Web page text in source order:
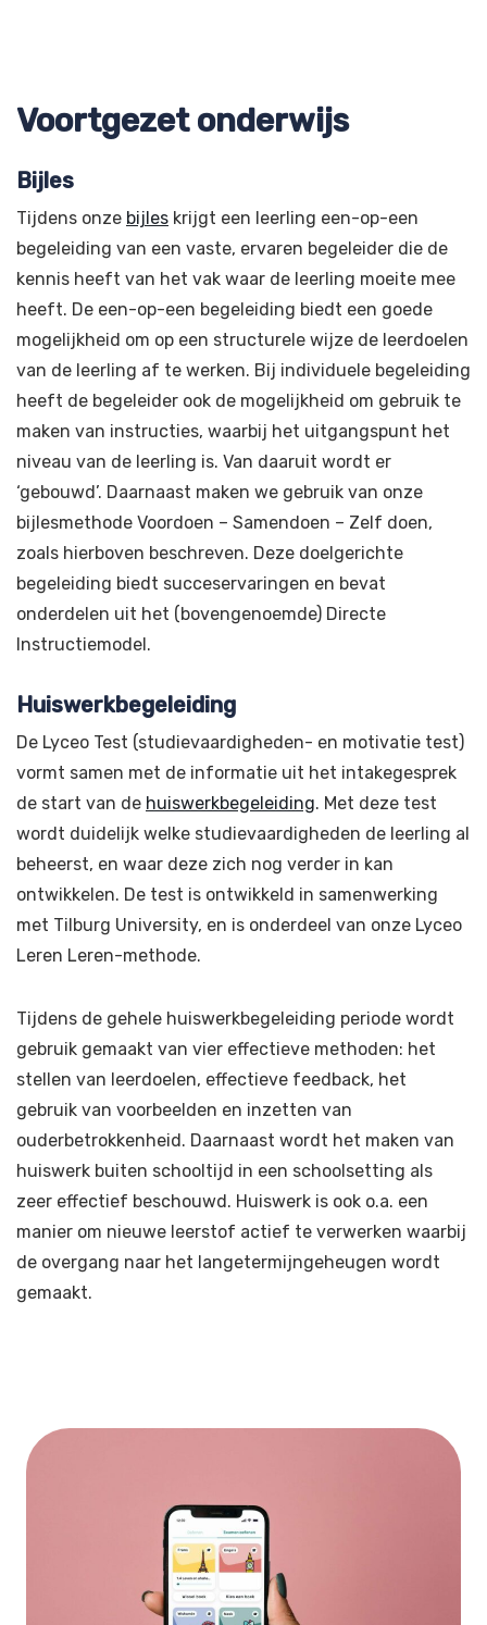
Voortgezet onderwijs
Bijles
Tijdens onze bijles krijgt een leerling een-op-een
begeleiding van een vaste, ervaren begeleider die de
kennis heeft van het vak waar de leerling moeite mee
heeft. De een-op-een begeleiding biedt een goede
mogelijkheid om op een structurele wijze de leerdoelen
van de leerling af te werken. Bij individuele begeleiding
heeft de begeleider ook de mogelijkheid om gebruik te
maken van instructies, waarbij het uitgangspunt het
niveau van de leerling is. Van daaruit wordt er
‘gebouwd’. Daarnaast maken we gebruik van onze
bijlesmethode Voordoen – Samendoen – Zelf doen,
zoals hierboven beschreven. Deze doelgerichte
begeleiding biedt succeservaringen en bevat
onderdelen uit het (bovengenoemde) Directe
Instructiemodel.
Huiswerkbegeleiding
De Lyceo Test (studievaardigheden- en motivatie test)
vormt samen met de informatie uit het intakegesprek
de start van de huiswerkbegeleiding. Met deze test
wordt duidelijk welke studievaardigheden de leerling al
beheerst, en waar deze zich nog verder in kan
ontwikkelen. De test is ontwikkeld in samenwerking
met Tilburg University, en is onderdeel van onze Lyceo
Leren Leren-methode.
Tijdens de gehele huiswerkbegeleiding periode wordt
gebruik gemaakt van vier effectieve methoden: het
stellen van leerdoelen, effectieve feedback, het
gebruik van voorbeelden en inzetten van
ouderbetrokkenheid. Daarnaast wordt het maken van
huiswerk buiten schooltijd in een schoolsetting als
zeer effectief beschouwd. Huiswerk is ook o.a. een
manier om nieuwe leerstof actief te verwerken waarbij
de overgang naar het langetermijngeheugen wordt
gemaakt.